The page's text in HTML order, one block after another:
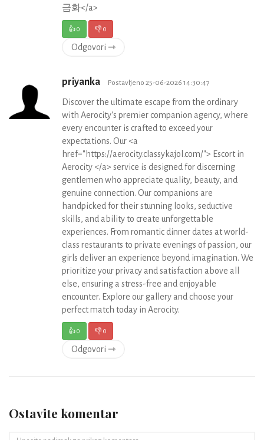
금화</a>
👍0 👎0
Odgovori ⇾
priyanka Postavljeno 25-06-2026 14:30:47
Discover the ultimate escape from the ordinary
with Aerocity's premier companion agency, where
every encounter is crafted to exceed your
expectations. Our <a
href="https://aerocity.classykajol.com/"> Escort in
Aerocity </a> service is designed for discerning
gentlemen who appreciate quality, beauty, and
genuine connection. Our companions are
handpicked for their stunning looks, seductive
skills, and ability to create unforgettable
experiences. From romantic dinner dates at world-
class restaurants to private evenings of passion, our
girls deliver an experience beyond imagination. We
prioritize your privacy and satisfaction above all
else, ensuring a stress-free and enjoyable
encounter. Explore our gallery and choose your
perfect match today in Aerocity.
👍0 👎0
Odgovori ⇾
Ostavite komentar